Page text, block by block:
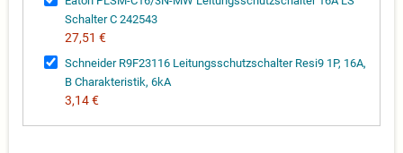
Schalter C 242543
27,51 €
Schneider R9F23116 Leitungsschutzschalter Resi9 1P, 16A,
B Charakteristik, 6kA
3,14 €